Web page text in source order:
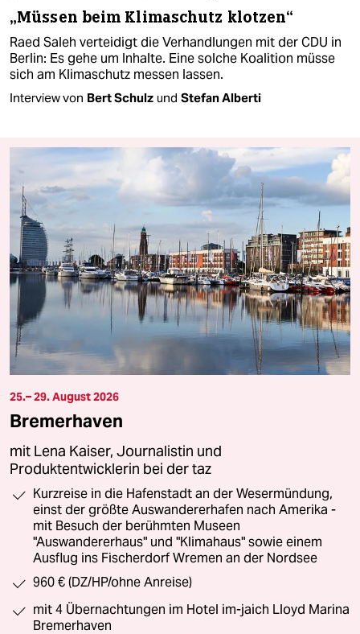
„Müssen beim Klimaschutz klotzen“
Raed Saleh verteidigt die Verhandlungen mit der CDU in
Berlin: Es gehe um Inhalte. Eine solche Koalition müsse
sich am Klimaschutz messen lassen.
Interview von Bert Schulz und Stefan Alberti
25.– 29. August 2026
Bremerhaven
mit Lena Kaiser, Journalistin und
Produktentwicklerin bei der taz
Kurzreise in die Hafenstadt an der Wesermündung,
einst der größte Auswandererhafen nach Amerika -
mit Besuch der berühmten Museen
"Auswandererhaus" und "Klimahaus" sowie einem
Ausflug ins Fischerdorf Wremen an der Nordsee
960 € (DZ/HP/ohne Anreise)
mit 4 Übernachtungen im Hotel im-jaich Lloyd Marina
Bremerhaven